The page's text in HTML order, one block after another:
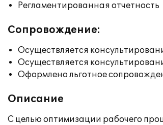
Регламентированная отчетность
Сопровождение:
Осуществляется
Осуществляется
Оформлено льготное
Описание
С целью оптимизации рабочего